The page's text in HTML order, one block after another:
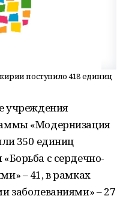
поступило 418 единиц
учреждения
«Модернизация
350 единиц
с сердечно-
– 41, в рамках
заболеваниями» – 27